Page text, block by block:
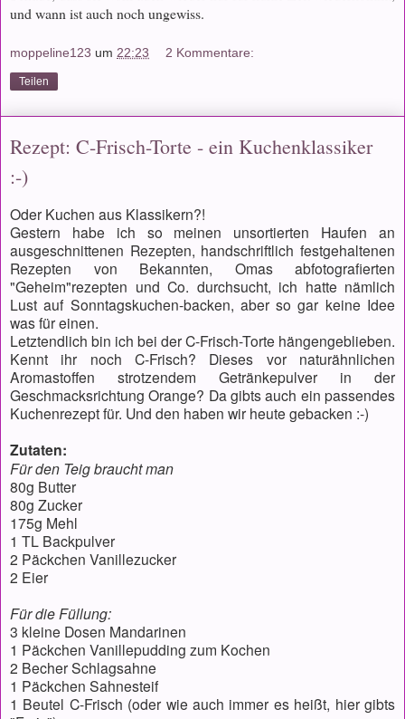
und wann ist auch noch ungewiss.
moppeline123 um 22:23 2 Kommentare:
Teilen
Rezept: C-Frisch-Torte - ein Kuchenklassiker
:-)
Oder Kuchen aus Klassikern?!
Gestern habe ich so meinen unsortierten Haufen an
ausgeschnittenen Rezepten, handschriftlich festgehaltenen
Rezepten von Bekannten, Omas abfotografierten
"Geheim"rezepten und Co. durchsucht, ich hatte nämlich
Lust auf Sonntagskuchen-backen, aber so gar keine Idee
was für einen.
Letztendlich bin ich bei der C-Frisch-Torte hängengeblieben.
Kennt ihr noch C-Frisch? Dieses vor naturähnlichen
Aromastoffen strotzendem Getränkepulver in der
Geschmacksrichtung Orange? Da gibts auch ein passendes
Kuchenrezept für. Und den haben wir heute gebacken :-)
Zutaten:
Für den Teig braucht man
80g Butter
80g Zucker
175g Mehl
1 TL Backpulver
2 Päckchen Vanillezucker
2 Eier
Für die Füllung:
3 kleine Dosen Mandarinen
1 Päckchen Vanillepudding zum Kochen
2 Becher Schlagsahne
1 Päckchen Sahnesteif
1 Beutel C-Frisch (oder wie auch immer es heißt, hier gibts